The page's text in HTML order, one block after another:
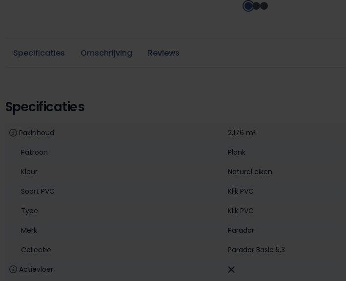
Specificaties Omschrijving Reviews
Specificaties
Pakinhoud
2,176 m²
Patroon
Plank
Kleur
Naturel eiken
Soort PVC
Klik PVC
Type
Klik PVC
Merk
Parador
Collectie
Parador Basic 5,3
Actievloer